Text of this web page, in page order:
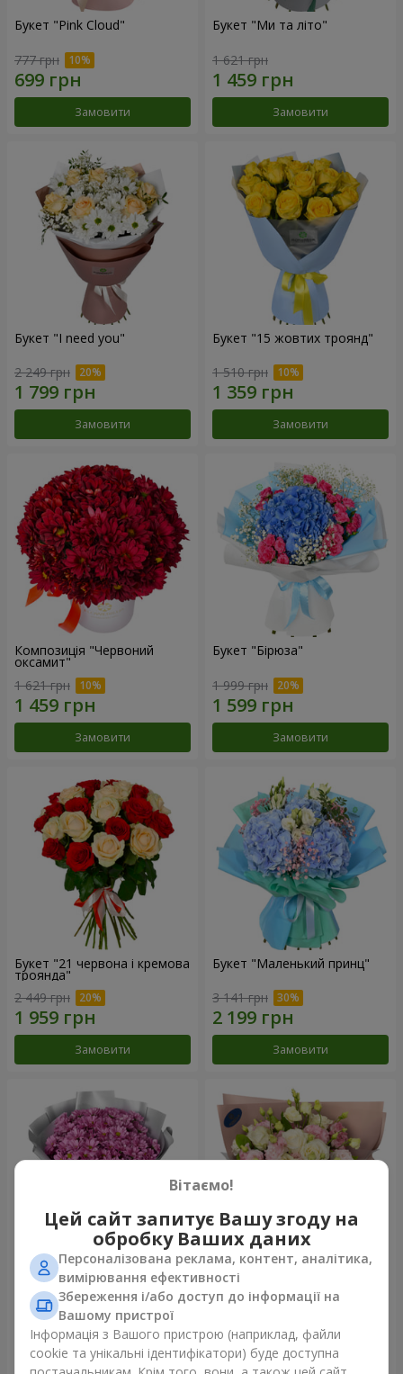
Букет "Pink Cloud"
777 грн
Замовити
Букет "Ми та літо"
1 621 грн
Замовити
Букет "I need you"
2 249 грн
Замовити
Букет "15 жовтих троянд"
1 510 грн
Замовити
Композиція "Червоний
оксамит"
1 621 грн
Замовити
Букет "Бірюза"
1 999 грн
Замовити
Букет "21 червона і кремова
троянда"
2 449 грн
Замовити
Букет "Маленький принц"
3 141 грн
Замовити
Букет "Твої хризантеми"
1 881 грн
Замовити
Букет "Пана Кота"
Замовити
Вітаємо!
Цей сайт запитує Вашу згоду на
обробку Ваших даних
Персоналізована реклама, контент, аналітика,
вимірювання ефективності
Збереження і/або доступ до інформації на
Вашому пристрої
Інформація з Вашого пристрою (наприклад, файли
cookie та унікальні ідентифікатори) буде доступна